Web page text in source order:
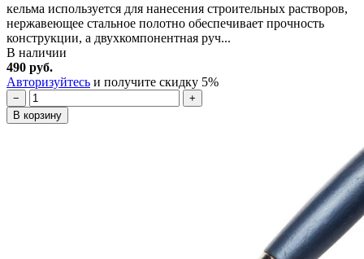
кельма используется для нанесения строительных растворов,
нержавеющее стальное полотно обеспечивает прочность
конструкции, а двухкомпонентная руч...
В наличии
490 руб.
Авторизуйтесь и получите скидку 5%
−
+
В корзину